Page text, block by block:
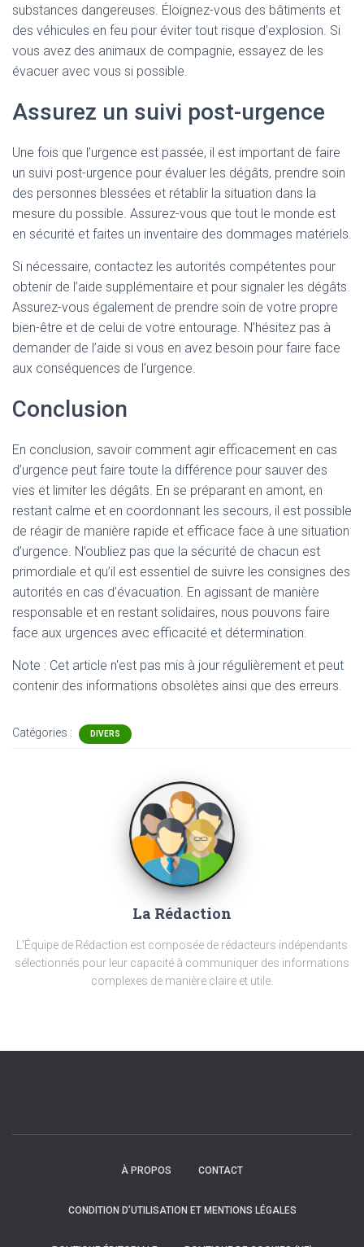
substances dangereuses. Éloignez-vous des bâtiments et
des véhicules en feu pour éviter tout risque d’explosion. Si
vous avez des animaux de compagnie, essayez de les
évacuer avec vous si possible.
Assurez un suivi post-urgence
Une fois que l’urgence est passée, il est important de faire
un suivi post-urgence pour évaluer les dégâts, prendre soin
des personnes blessées et rétablir la situation dans la
mesure du possible. Assurez-vous que tout le monde est
en sécurité et faites un inventaire des dommages matériels.
Si nécessaire, contactez les autorités compétentes pour
obtenir de l’aide supplémentaire et pour signaler les dégâts.
Assurez-vous également de prendre soin de votre propre
bien-être et de celui de votre entourage. N’hésitez pas à
demander de l’aide si vous en avez besoin pour faire face
aux conséquences de l’urgence.
Conclusion
En conclusion, savoir comment agir efficacement en cas
d’urgence peut faire toute la différence pour sauver des
vies et limiter les dégâts. En se préparant en amont, en
restant calme et en coordonnant les secours, il est possible
de réagir de manière rapide et efficace face à une situation
d’urgence. N’oubliez pas que la sécurité de chacun est
primordiale et qu’il est essentiel de suivre les consignes des
autorités en cas d’évacuation. En agissant de manière
responsable et en restant solidaires, nous pouvons faire
face aux urgences avec efficacité et détermination.
Note : Cet article n'est pas mis à jour régulièrement et peut
contenir des informations obsolètes ainsi que des erreurs.
Catégories : DIVERS
La Rédaction
L'Équipe de Rédaction est composée de rédacteurs indépendants
sélectionnés pour leur capacité à communiquer des informations
complexes de manière claire et utile.
À PROPOS CONTACT
CONDITION D’UTILISATION ET MENTIONS LÉGALES